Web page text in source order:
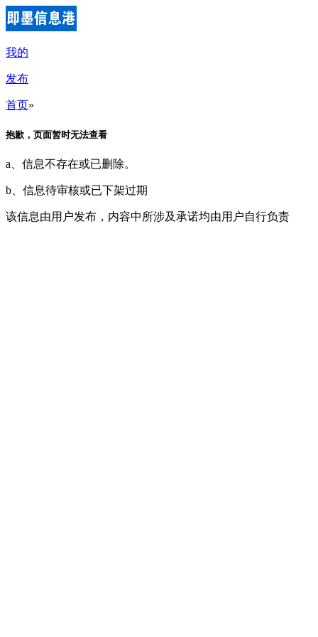
我的
发布
首页»
抱歉，页面暂时无法查看
a、信息不存在或已删除。
b、信息待审核或已下架过期
该信息由用户发布，内容中所涉及承诺均由用户自行负责